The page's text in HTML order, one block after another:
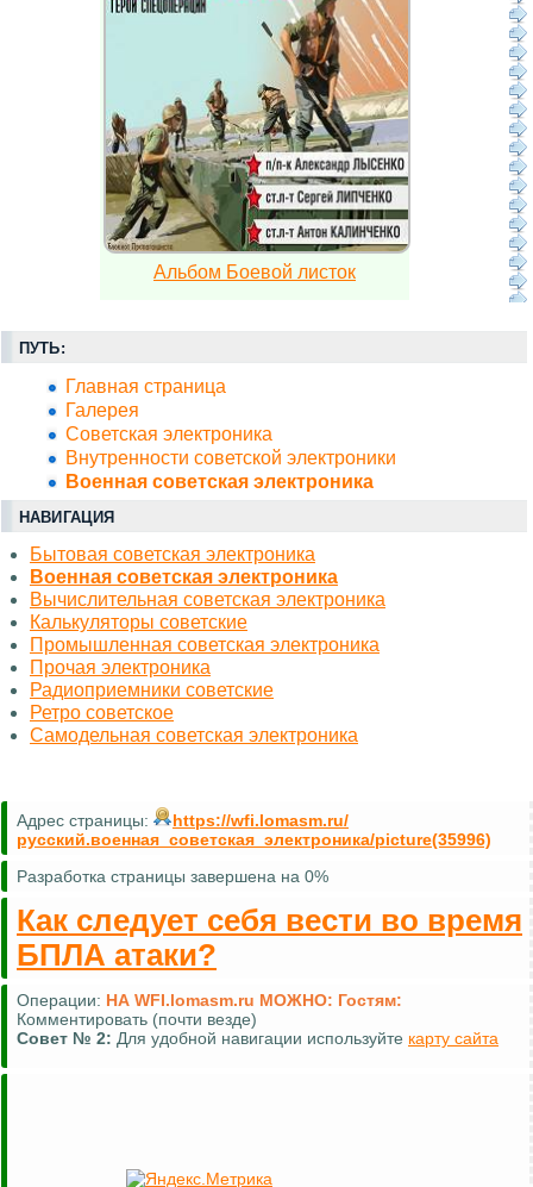
Альбом Боевой листок
ПУТЬ:
Главная страница
Галерея
Советская электроника
Внутренности советской электроники
Военная советская электроника
НАВИГАЦИЯ
Бытовая советская электроника
Военная советская электроника
Вычислительная советская электроника
Калькуляторы советские
Промышленная советская электроника
Прочая электроника
Радиоприемники советские
Ретро советское
Самодельная советская электроника
Адрес страницы:
https://wfi.lomasm.ru/
русский.военная_советская_электроника/picture(35996)
Разработка страницы завершена на 0%
Как следует себя вести во время
БПЛА атаки?
Операции: НА WFI.lomasm.ru МОЖНО: Гостям:
Комментировать (почти везде)
Совет № 2: Для удобной навигации используйте карту сайта